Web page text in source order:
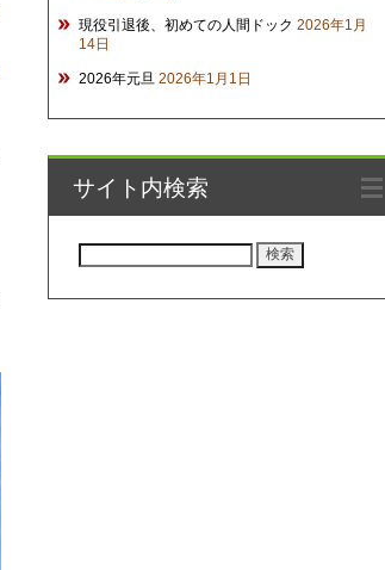
現役引退後、初めての人間ドック 2026年1月
14日
2026年元旦 2026年1月1日
サイト内検索